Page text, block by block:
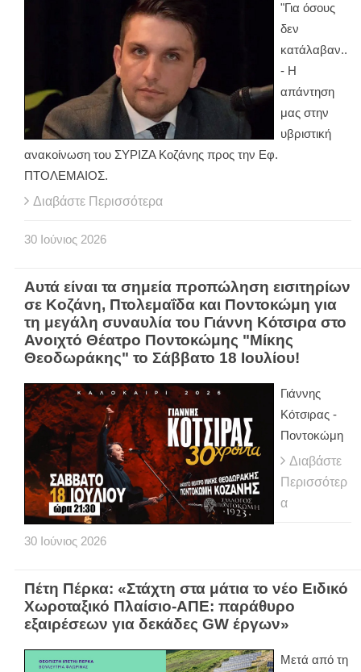
"Για όσους
δεν
κατάλαβαν..
- Η
απάντηση
μας στην
υβριστική
ανακοίνωση του ΣΥΡΙΖΑ Κοζάνης προς την Εφ.
ΠΤΟΛΕΜΑΙΟΣ.
Διαβάστε Περισσότερα
30 Ιούνιος 2026
Αυτά είναι τα σημεία προπώληση εισιτηρίων
σε Κοζάνη, Πτολεμαΐδα και Ποντοκώμη για
τη μεγάλη συναυλία του Γιάννη Κότσιρα στο
Ανοιχτό Θέατρο Ποντοκώμης "Μίκης
Θεοδωράκης" το Σάββατο 18 Ιουλίου!
Γιάννης
Κότσιρας -
Ποντοκώμη
Διαβάστε
Περισσότερ
α
30 Ιούνιος 2026
Πέτη Πέρκα: «Στάχτη στα μάτια το νέο Ειδικό
Χωροταξικό Πλαίσιο-ΑΠΕ: παράθυρο
εξαιρέσεων για δεκάδες GW έργων»
Μετά από τη